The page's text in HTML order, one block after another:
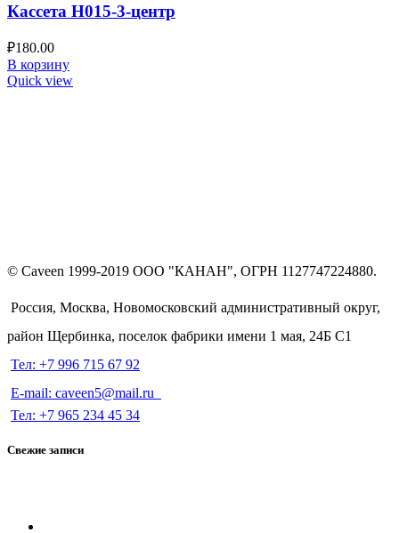
Кассета Н015-3-центр
₽180.00
В корзину
Quick view
© Caveen 1999-2019 ООО "КАНАН", ОГРН 1127747224880.
Россия, Москва, Новомосковский административный округ,
район Щербинка, поселок фабрики имени 1 мая, 24Б С1
Тел: +7 996 715 67 92
E-mail: caveen5@mail.ru
Тел: +7 965 234 45 34
Свежие записи